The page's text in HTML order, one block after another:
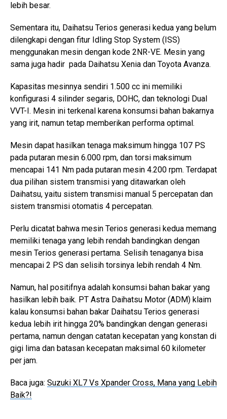
lebih besar.
Sementara itu, Daihatsu Terios generasi kedua yang belum
dilengkapi dengan fitur Idling Stop System (ISS)
menggunakan mesin dengan kode 2NR-VE. Mesin yang
sama juga hadir pada Daihatsu Xenia dan Toyota Avanza.
Kapasitas mesinnya sendiri 1.500 cc ini memiliki
konfigurasi 4 silinder segaris, DOHC, dan teknologi Dual
VVT-I. Mesin ini terkenal karena konsumsi bahan bakarnya
yang irit, namun tetap memberikan performa optimal.
Mesin dapat hasilkan tenaga maksimum hingga 107 PS
pada putaran mesin 6.000 rpm, dan torsi maksimum
mencapai 141 Nm pada putaran mesin 4.200 rpm. Terdapat
dua pilihan sistem transmisi yang ditawarkan oleh
Daihatsu, yaitu sistem transmisi manual 5 percepatan dan
sistem transmisi otomatis 4 percepatan.
Perlu dicatat bahwa mesin Terios generasi kedua memang
memiliki tenaga yang lebih rendah bandingkan dengan
mesin Terios generasi pertama. Selisih tenaganya bisa
mencapai 2 PS dan selisih torsinya lebih rendah 4 Nm.
Namun, hal positifnya adalah konsumsi bahan bakar yang
hasilkan lebih baik. PT Astra Daihatsu Motor (ADM) klaim
kalau konsumsi bahan bakar Daihatsu Terios generasi
kedua lebih irit hingga 20% bandingkan dengan generasi
pertama, namun dengan catatan kecepatan yang konstan di
gigi lima dan batasan kecepatan maksimal 60 kilometer
per jam.
Baca juga: Suzuki XL7 Vs Xpander Cross, Mana yang Lebih
Baik?!